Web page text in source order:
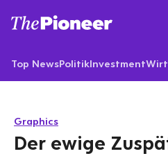
Top NewsPolitikInvestment
Graphics
Der ewige